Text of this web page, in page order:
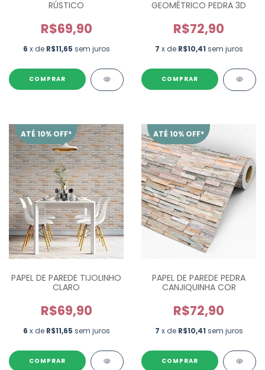
RÚSTICO
R$69,90
6 x de R$11,65 sem juros
GEOMÉTRICO PEDRA 3D
R$72,90
7 x de R$10,41 sem juros
ATÉ 10% OFF*
PAPEL DE PAREDE TIJOLINHO
CLARO
R$69,90
6 x de R$11,65 sem juros
ATÉ 10% OFF*
PAPEL DE PAREDE PEDRA
CANJIQUINHA COR
R$72,90
7 x de R$10,41 sem juros